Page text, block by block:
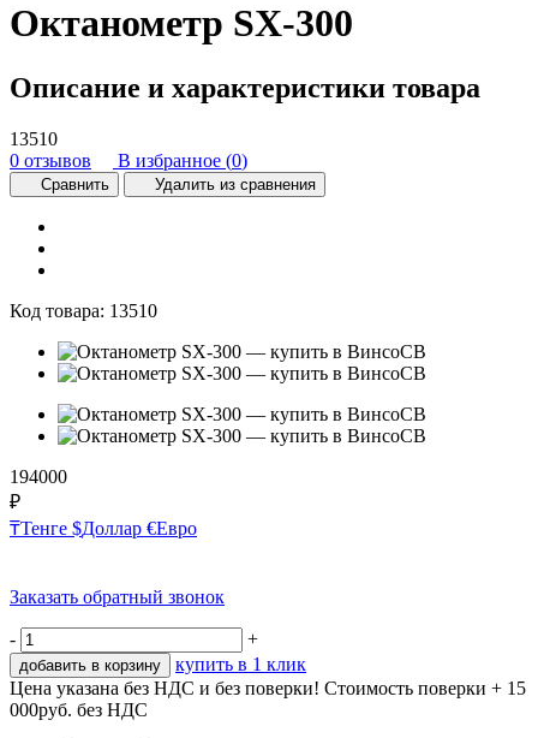
Октанометр SX-300
Описание и характеристики товара
13510
0 отзывов
В избранное (0)
Сравнить Удалить из сравнения
Код товара: 13510
194000
₽
₸Тенге $Доллар €Евро
Заказать обратный звонок
- +
добавить в корзину
купить в 1 клик
Цена указана без НДС и без поверки! Стоимость поверки + 15
000руб. без НДС